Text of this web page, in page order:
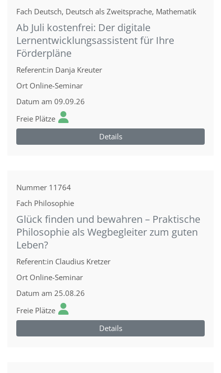
Fach Deutsch, Deutsch als Zweitsprache, Mathematik
Ab Juli kostenfrei: Der digitale
Lernentwicklungsassistent für Ihre
Förderpläne
Referent:in Danja Kreuter
Ort Online-Seminar
Datum am 09.09.26
Freie Plätze
Details
Nummer 11764
Fach Philosophie
Glück finden und bewahren – Praktische
Philosophie als Wegbegleiter zum guten
Leben?
Referent:in Claudius Kretzer
Ort Online-Seminar
Datum am 25.08.26
Freie Plätze
Details